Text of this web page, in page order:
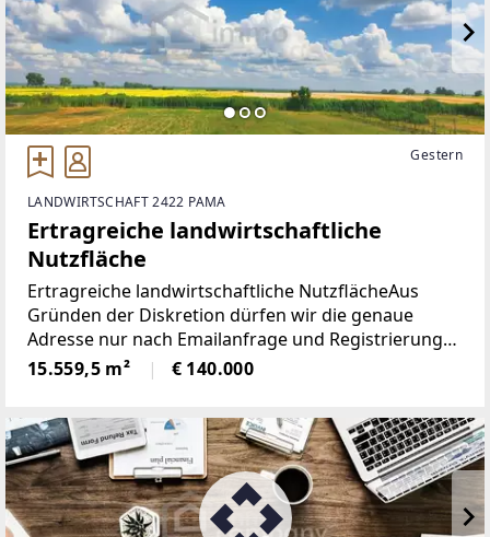
Gestern
LANDWIRTSCHAFT 2422 PAMA
Ertragreiche landwirtschaftliche
Nutzfläche
Ertragreiche landwirtschaftliche NutzflächeAus
Gründen der Diskretion dürfen wir die genaue
Adresse nur nach Emailanfrage und Registrierung
bekanntgeben. Dieses bestgelegene, vollkommen
ebene Großflächen-Grundstück befindet sich auf
15.559,5 m² € 140.000